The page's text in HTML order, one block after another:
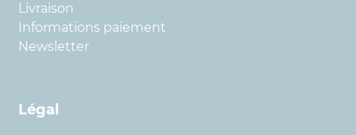
Livraison
Informations paiement
Newsletter
Légal